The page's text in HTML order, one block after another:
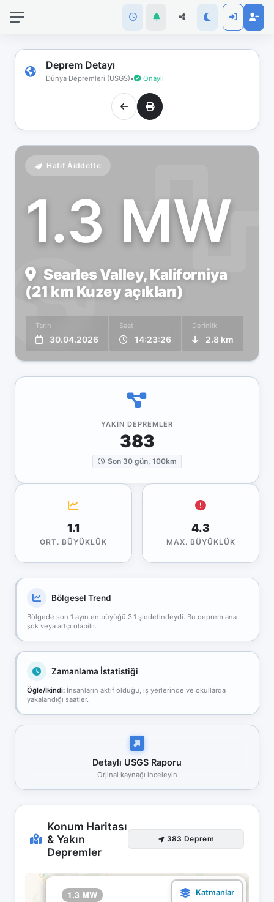
Deprem Detayı
Dünya Depremleri (USGS)• Onaylı
Hafif Åiddette
1.3 MW
Searles Valley, Kaliforniya
(21 km Kuzey açıkları)
Tarih
30.04.2026
Saat
14:23:26
Derinlik
2.8 km
YAKIN DEPREMLER
383
Son 30 gün, 100km
1.1
ORT. BÜYÜKLÜK
4.3
MAX. BÜYÜKLÜK
Bölgesel Trend
Bölgede son 1 ayın en büyüğü 3.1 şiddetindeydi. Bu deprem ana
şok veya artçı olabilir.
Zamanlama İstatistiği
Öğle/İkindi: İnsanların aktif olduğu, iş yerlerinde ve okullarda
yakalandığı saatler.
Detaylı USGS Raporu
Orjinal kaynağı inceleyin
Konum Haritası
& Yakın
Depremler
383 Deprem
1.3 MW 30.04 14:23
×
bağlantınız
koptu!
Çevrimdışı
moddasınız.